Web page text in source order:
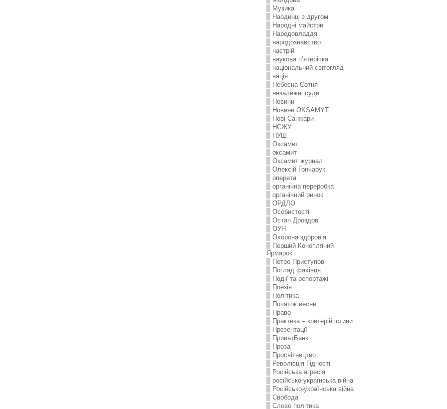
Музика
Наодинці з другом
Народні майстри
Народовладдя
народознавство
настрій
наукова п’ятирічка
національний світогляд
нація
Небесна Сотня
незалежні суди
Новини
Новини OKSAMYT
Нові Санжари
НСЖУ
НУШ
Оксамит
оксамит
Оксамит журнал
Олексій Гончарук
оперета
органічна переробка
органічний ринок
ОРДЛО
Особистості
Остап Дроздов
ОУН
Охорона здоров’я
Перший Конопляний
Ярмарок
Петро Приступов
Погляд фахівця
Події та репортажі
Поезія
Політика
Початок весни
Право
Практика – критерій істини
Презентації
ПриватБанк
Проза
Просвітництво
Революція Гідності
Російська агресія
російсько-українська війна
Російсько-українська війна
Свобода
Слово політика